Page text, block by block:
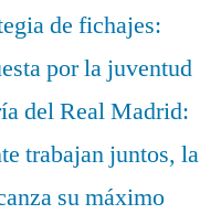
de fichajes:
por la juventud
del Real Madrid:
trabajan juntos, la
su máximo